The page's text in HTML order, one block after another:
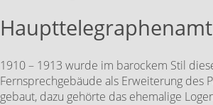
1910 – 1913 wurde im barockem Stil
Fernsprechgebäude als Erweiterung des
gebaut, dazu gehörte das ehemalige